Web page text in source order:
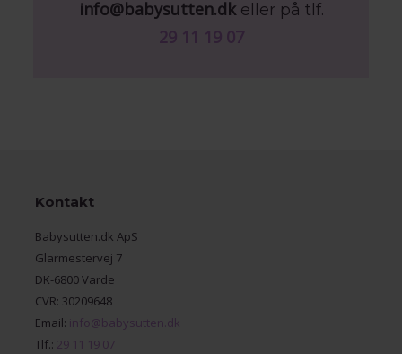
info@babysutten.dkeller på tlf.
29 11 19 07
Kontakt
Babysutten.dk ApS
Glarmestervej 7
DK-6800 Varde
CVR: 30209648
Email: info@babysutten.dk
Tlf.: 29 11 19 07